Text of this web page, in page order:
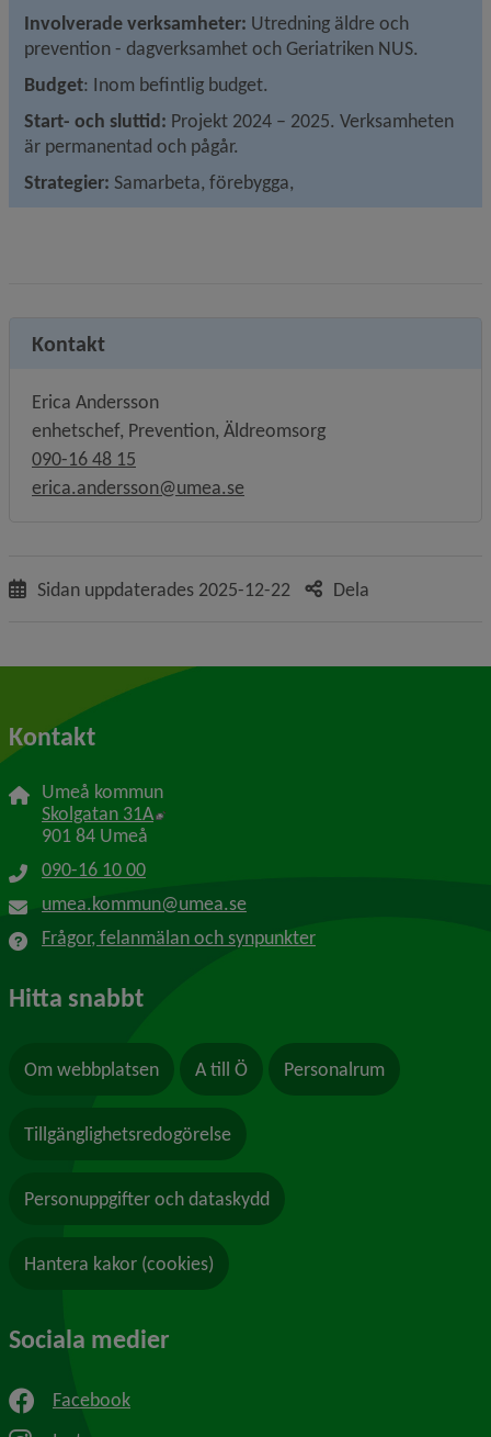
Involverade verksamheter: Utredning äldre och
prevention - dagverksamhet och Geriatriken NUS.
Budget: Inom befintlig budget.
Start- och sluttid: Projekt 2024 – 2025. Verksamheten
är permanentad och pågår.
Strategier: Samarbeta, förebygga,
Kontakt
Erica Andersson
enhetschef, Prevention, Äldreomsorg
090-16 48 15
erica.andersson@umea.se
Sidan uppdaterades 2025-12-22 Dela
Kontakt
Umeå kommun
Skolgatan 31A Länk till annan webbplats, öppnas i nytt
901 84 Umeå
090-16 10 00
umea.kommun@umea.se
Frågor, felanmälan och synpunkter
Hitta snabbt
Om webbplatsen A till Ö Personalrum
Tillgänglighetsredogörelse
Personuppgifter och dataskydd
Hantera kakor (cookies)
Sociala medier
Facebook